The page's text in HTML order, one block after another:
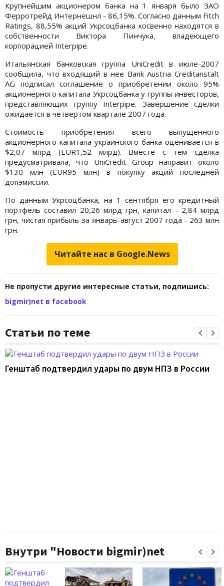
Крупнейшим акционером банка на 1 января было ЗАО
Ферротрейд Интернешнл - 86,15%. Согласно данным Fitch
Ratings, 88,55% акций Укрсоцбанка косвенно находятся в
собственности Виктора Пинчука, владеющего
корпорацией Interpipe.
Итальянская банковская группа UniCredit в июле-2007
сообщила, что входящий в нее Bank Austria Creditanstalt
AG подписал соглашение о приобретении около 95%
акционерного капитала Укрсоцбанка у группы инвесторов,
представляющих группу Interpipe. Завершение сделки
ожидается в четвертом квартале 2007 года.
Стоимость приобретения всего выпущенного
акционерного капитала украинского банка оценивается в
$2,07 млрд (EUR1,52 млрд). Вместе с тем сделка
предусматривала, что UniCredit Group направит около
$130 млн (EUR95 млн) в покупку акций последней
допэмиссии.
По данным Укрсоцбанка, на 1 сентября его кредитный
портфель составил 20,26 млрд грн, капитал - 2,84 млрд
грн, чистая прибыль за январь-август 2007 года - 263 млн
грн.
Читайте нас в Google.News
Не пропусти другие интересные статьи, подпишись:
bigmir)net в facebook
Статьи по теме
Генштаб подтвердил удары по двум НПЗ в России
Внутри "Новости bigmir)net